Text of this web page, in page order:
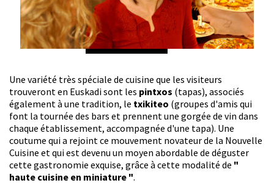
Une variété très spéciale de cuisine que les visiteurs
trouveront en Euskadi sont les pintxos (tapas), associés
également à une tradition, le txikiteo (groupes d'amis qui
font la tournée des bars et prennent une gorgée de vin dans
chaque établissement, accompagnée d'une tapa). Une
coutume qui a rejoint ce mouvement novateur de la Nouvelle
Cuisine et qui est devenu un moyen abordable de déguster
cette gastronomie exquise, grâce à cette modalité de "
haute cuisine en miniature ".